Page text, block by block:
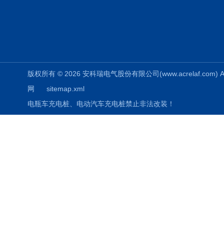
版权所有 © 2026 安科瑞电气股份有限公司
网
sitemap.xml
电瓶车充电桩、电动汽车充电桩禁止非法改装！